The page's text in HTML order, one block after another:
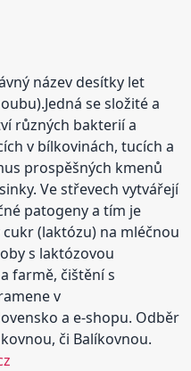
název desítky let
se složité a
různých bakterií a
v bílkovinách, tucích a
prospěšných kmenů
Ve střevech vytvářejí
patogeny a tím je
(laktózu) na mléčnou
s laktózovou
farmě, čištění s
v
a e-shopu. Odběr
či Balíkovnou.